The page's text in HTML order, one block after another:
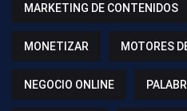
MARKETING DE CONTENIDOS
MONETIZAR MOTORES
NEGOCIO ONLINE